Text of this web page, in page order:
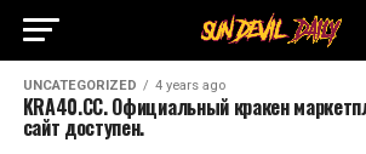
UNCATEGORIZED 4 years ago
KRA40.CC. Официальный кракен
сайт доступен.